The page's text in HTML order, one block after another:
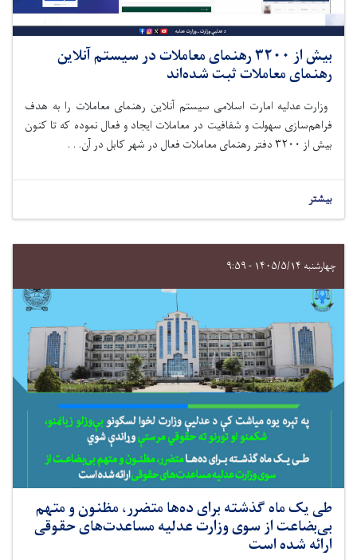
بیش از ۳۲۰۰ رهنمای معاملات در سیستم آنلاین
رهنمای معاملات ثبت شده‌اند
وزارت عدلیه امارت اسلامی سیستم آنلاین رهنمای معاملات را به هدف
فراهم‌سازی سهولت و شفافیت در معاملات ایجاد و فعال نموده که تا کنون
بیش از ۳۲۰۰دفتر رهنمای معاملات فعال در شهر کابل در آن. . .
بیشتر
چهارشنبه ۱۴۰۵/۵/۱۴ - ۹:۵۹
طی یک ماه گذشته برای ده‌ها متضرر، مظنون و متهم
بی‌بضاعت از سوی وزارت عدلیه مساعدت‌های حقوقی
ارائه شده است